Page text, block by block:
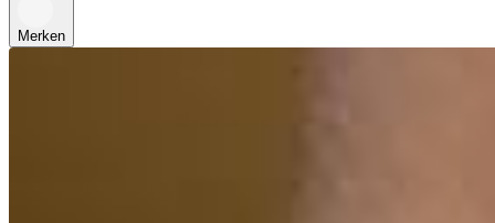
Merken